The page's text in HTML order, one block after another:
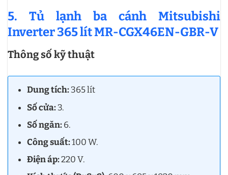
5. Tủ lạnh ba cánh Mitsubishi
Inverter 365 lít MR-CGX46EN-GBR-V
Thông số kỹ thuật
Dung tích:365 lít
Số cửa:3.
Số ngăn:6.
Công suất:100 W.
Điện áp:220 V.